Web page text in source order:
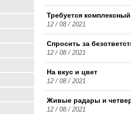
Требуется
12 / 08 / 2021
Спросить за
12 / 08 / 2021
На вкус и цвет
12 / 08 / 2021
Живые радары и
12 / 08 / 2021